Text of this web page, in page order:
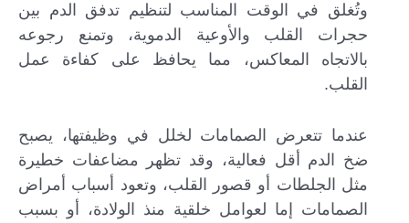
وتُغلق في الوقت المناسب لتنظيم تدفق الدم بين
حجرات القلب والأوعية الدموية، وتمنع رجوعه
بالاتجاه المعاكس، مما يحافظ على كفاءة عمل
القلب.
عندما تتعرض الصمامات لخلل في وظيفتها، يصبح
ضخ الدم أقل فعالية، وقد تظهر مضاعفات خطيرة
مثل الجلطات أو قصور القلب، وتعود أسباب أمراض
الصمامات إما لعوامل خلقية منذ الولادة، أو بسبب